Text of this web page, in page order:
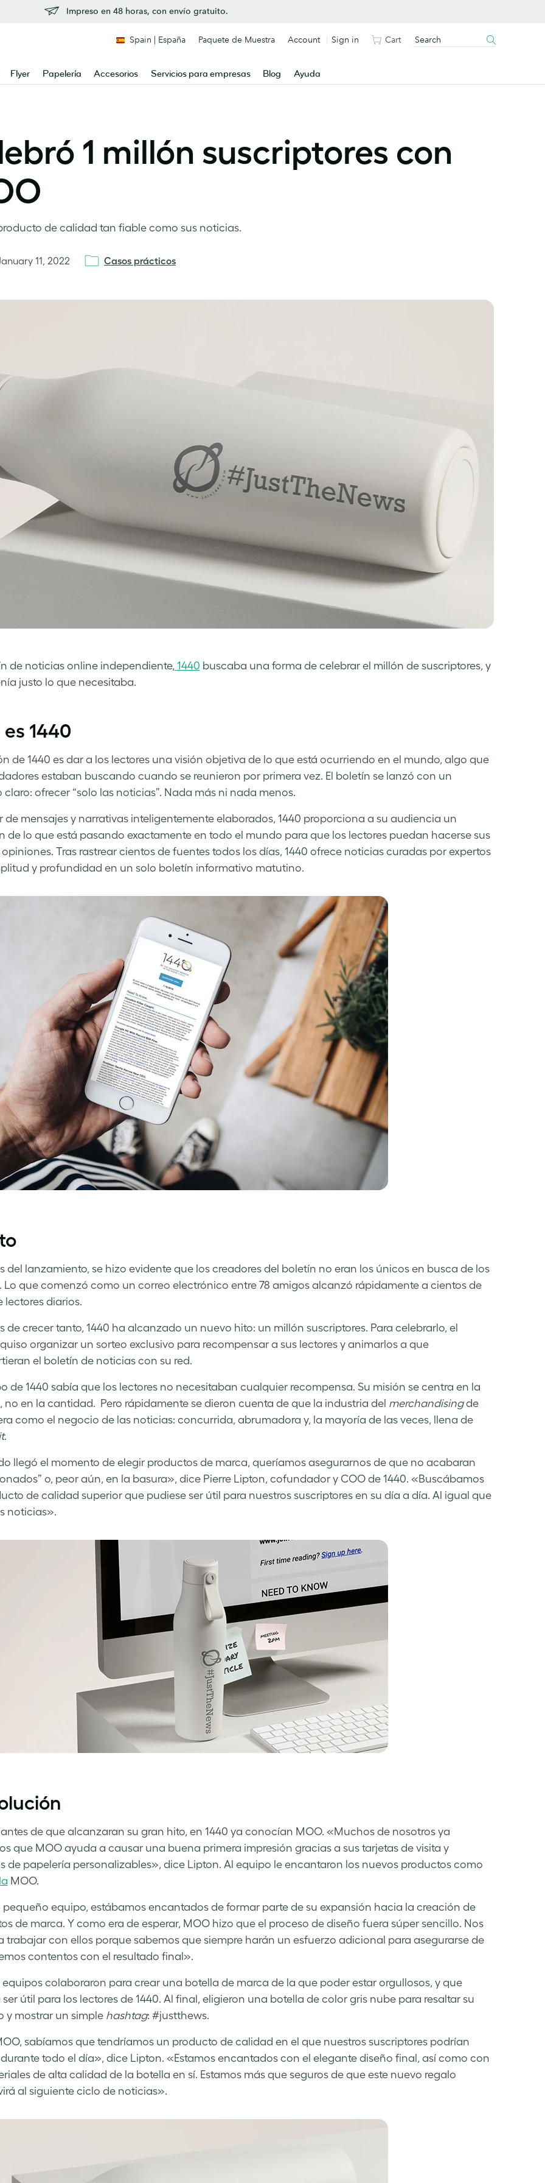
Impreso en 48 horas, con envío gratuito.
Flyer Papelería Accesorios Servicios para empresas Blog Ayuda
Spain | España Paquete de Muestra Account Sign in Cart
1 millón suscriptores con
de calidad tan fiable como sus noticias.
11, 2022 Casos prácticos
de noticias online independiente, 1440 buscaba una forma de celebrar el millón de suscriptores, y
justo lo que necesitaba.
1440
de 1440 es dar a los lectores una visión objetiva de lo que está ocurriendo en el mundo, algo que
estaban buscando cuando se reunieron por primera vez. El boletín se lanzó con un
claro: ofrecer “solo las noticias”. Nada más ni nada menos.
de mensajes y narrativas inteligentemente elaborados, 1440 proporciona a su audiencia un
de lo que está pasando exactamente en todo el mundo para que los lectores puedan hacerse sus
Tras rastrear cientos de fuentes todos los días, 1440 ofrece noticias curadas por expertos
y profundidad en un solo boletín informativo matutino.
del lanzamiento, se hizo evidente que los creadores del boletín no eran los únicos en busca de los
Lo que comenzó como un correo electrónico entre 78 amigos alcanzó rápidamente a cientos de
lectores diarios.
de crecer tanto, 1440 ha alcanzado un nuevo hito: un millón suscriptores. Para celebrarlo, el
organizar un sorteo exclusivo para recompensar a sus lectores y animarlos a que
el boletín de noticias con su red.
de 1440 sabía que los lectores no necesitaban cualquier recompensa. Su misión se centra en la
no en la cantidad. Pero rápidamente se dieron cuenta de que la industria del merchandisingde
como el negocio de las noticias: concurrida, abrumadora y, la mayoría de las veces, llena de
.
llegó el momento de elegir productos de marca, queríamos asegurarnos de que no acabaran
o, peor aún, en la basura», dice Pierre Lipton, cofundador y COO de 1440. «Buscábamos
de calidad superior que pudiese ser útil para nuestros suscriptores en su día a día. Al igual que
noticias».
antes de que alcanzaran su gran hito, en 1440 ya conocían MOO. «Muchos de nosotros ya
que MOO ayuda a causar una buena primera impresión gracias a sus tarjetas de visita y
de papelería personalizables», dice Lipton. Al equipo le encantaron los nuevos productos como
MOO.
equipo, estábamos encantados de formar parte de su expansión hacia la creación de
de marca. Y como era de esperar, MOO hizo que el proceso de diseño fuera súper sencillo. Nos
trabajar con ellos porque sabemos que siempre harán un esfuerzo adicional para asegurarse de
contentos con el resultado final».
equipos colaboraron para crear una botella de marca de la que poder estar orgullosos, y que
útil para los lectores de 1440. Al final, eligieron una botella de color gris nube para resaltar su
y mostrar un simple hashtag: #justthews.
sabíamos que tendríamos un producto de calidad en el que nuestros suscriptores podrían
todo el día», dice Lipton. «Estamos encantados con el elegante diseño final, así como con
de alta calidad de la botella en sí. Estamos más que seguros de que este nuevo regalo
al siguiente ciclo de noticias».